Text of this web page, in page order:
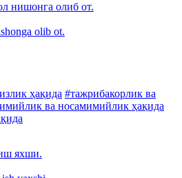
нишонга олиб от.
olib ot.
ҳақида #тажрибакорлик ва
ва носамимийлик ҳақида
яхши.